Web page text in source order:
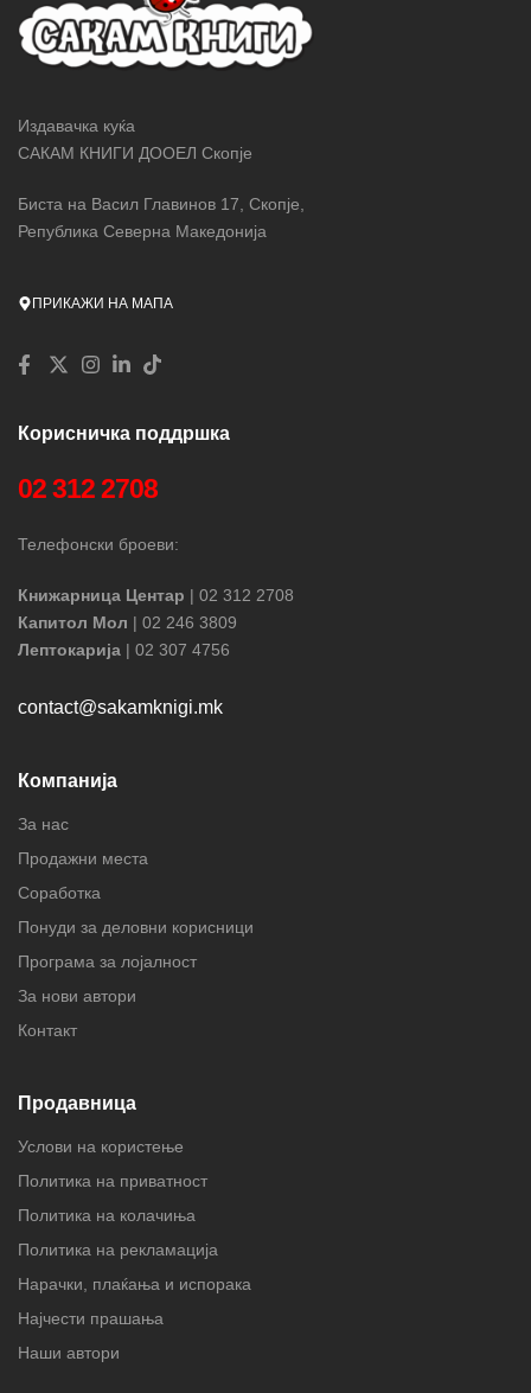
Издавачка куќа
САКАМ КНИГИ ДООЕЛ Скопје
Биста на Васил Главинов 17, Скопје,
Република Северна Македонија
ПРИКАЖИ НА МАПА
Корисничка поддршка
02 312 2708
Телефонски броеви:
Книжарница Центар | 02 312 2708
Капитол Мол | 02 246 3809
Лептокарија | 02 307 4756
contact@sakamknigi.mk
Компанија
За нас
Продажни места
Соработка
Понуди за деловни корисници
Програма за лојалност
За нови автори
Контакт
Продавница
Услови на користење
Политика на приватност
Политика на колачиња
Политика на рекламација
Нарачки, плаќања и испорака
Најчести прашања
Наши автори